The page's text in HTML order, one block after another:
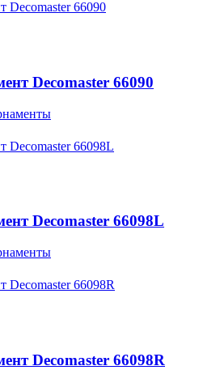
Decomaster 66090
Decomaster 66098L
Decomaster 66098R